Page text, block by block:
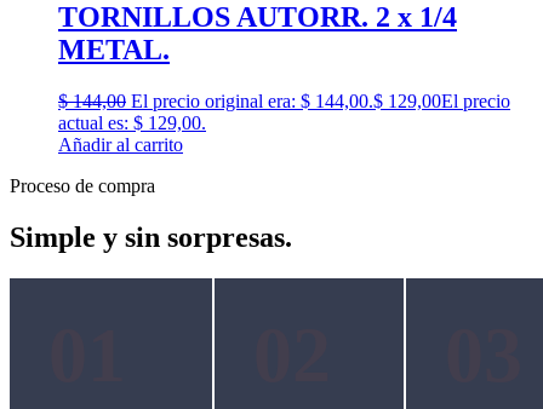
TORNILLOS AUTORR. 2 x 1/4
METAL.
$144,00 El precio original era: $ 144,00.$ 129,00El precio
actual es: $ 129,00.
Añadir al carrito
Proceso de compra
Simple y sin sorpresas.